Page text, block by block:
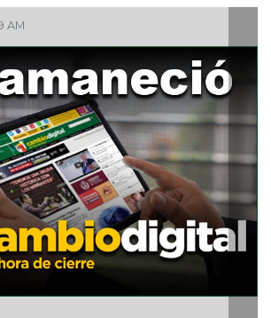
Aniversario del natalicio de